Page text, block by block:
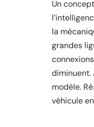
Un
la
grandes
diminuent.
modèle.
véhicule